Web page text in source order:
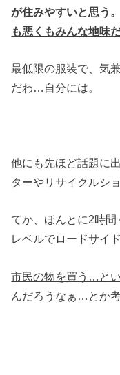
が住みやすいと思う
も悪くもみんな地味だ
最低限の服装で、気
だわ…自分には。
他にも先ほど話題に出
ターやリサイクルシ
てか、ほんとに2時
レベルでロードサイ
市民の物を買う…と
んだろうなぁ… とか